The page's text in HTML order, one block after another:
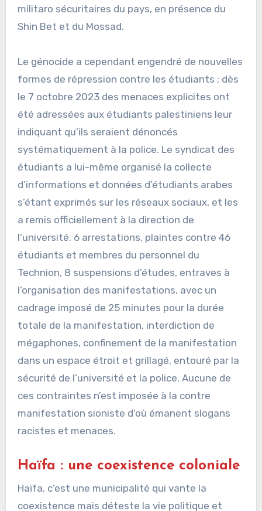
militaro sécuritaires du pays, en présence du
Shin Bet et du Mossad.
Le génocide a cependant engendré de nouvelles
formes de répression contre les étudiants : dès
le 7 octobre 2023 des menaces explicites ont
été adressées aux étudiants palestiniens leur
indiquant qu’ils seraient dénoncés
systématiquement à la police. Le syndicat des
étudiants a lui-même organisé la collecte
d’informations et données d’étudiants arabes
s’étant exprimés sur les réseaux sociaux, et les
a remis officiellement à la direction de
l’université. 6 arrestations, plaintes contre 46
étudiants et membres du personnel du
Technion, 8 suspensions d’études, entraves à
l’organisation des manifestations, avec un
cadrage imposé de 25 minutes pour la durée
totale de la manifestation, interdiction de
mégaphones, confinement de la manifestation
dans un espace étroit et grillagé, entouré par la
sécurité de l’université et la police. Aucune de
ces contraintes n’est imposée à la contre
manifestation sioniste d’où émanent slogans
racistes et menaces.
Haïfa : une coexistence coloniale
Haïfa, c’est une municipalité qui vante la
coexistence mais déteste la vie politique et